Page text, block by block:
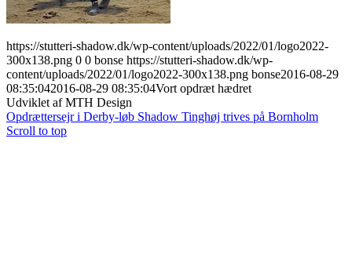
https://stutteri-shadow.dk/wp-content/uploads/2022/01/logo2022-
300x138.png 0 0 bonse https://stutteri-shadow.dk/wp-
content/uploads/2022/01/logo2022-300x138.png bonse2016-08-29
08:35:042016-08-29 08:35:04Vort opdræt hædret
Udviklet af MTH Design
Opdrættersejr i Derby-løb Shadow Tinghøj trives på Bornholm
Scroll to top